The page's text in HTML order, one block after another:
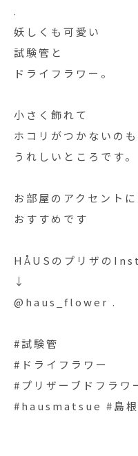
.
妖しくも可愛い
試験管と
ドライフラワー。
小さく飾れて
ホコリがつかないのも
うれしいところです。
お部屋のアクセントに
おすすめです
HÅUSのプリザの
↓
@haus_flower .
#試験管
#ドライフラワー
#プリザーブドフラワ
#hausmatsue #島根